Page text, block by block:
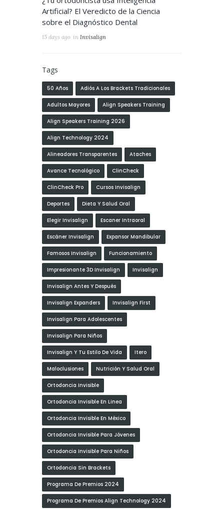
Artificial? El Veredicto de la Ciencia
sobre el Diagnóstico Dental
15 days ago in Invisalign
Tags
50 Años Adiós A Los Brackets Tradicionales
Adultos Mayores Align Speakers Training
Align Speakers Training 2026
Align Technology 2024
Alineadores Transparentes Ataches
Avance Tecnológico ClinCheck
ClinCheck Pro Cursos Invisalign
Deportes Dieta Y Salud Oral
Elegir Invisalign Escaner Intraoral
Escáner Invisalign Expansor Mandibular
Famosos Invisalign Funcionamiento
Impresionante 3D Invisalign Invisalign
Invisalign Antes Y Después
Invisalign Expanders Invisalign First
Invisalign Para Adolescentes
Invisalign Para Niños
Invisalign Y Tu Estilo De Vida Itero
Maloclusiones Nutrición Y Salud Oral
Ortodoncia Invisible
Ortodoncia Invisible En Linea
Ortodoncia Invisible En México
Ortodoncia Invisible Para Jóvenes
Ortodoncia Invisible Para Niños
Ortodoncia Sin Brackets
Programa De Premios 2024
Programa De Premios Align Technology 2024